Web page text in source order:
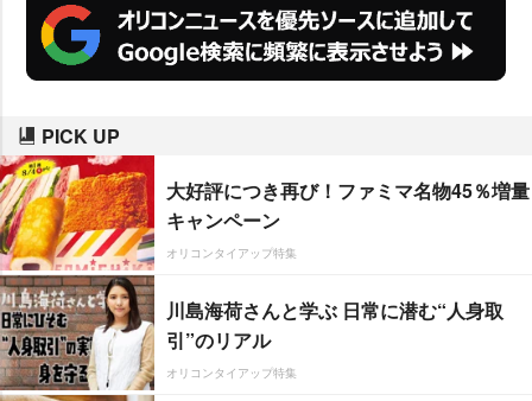
PICK UP
大好評につき再び！ファミマ名物45％増量
キャンペーン
オリコンタイアップ特集
川島海荷さんと学ぶ 日常に潜む“人身取
引”のリアル
オリコンタイアップ特集